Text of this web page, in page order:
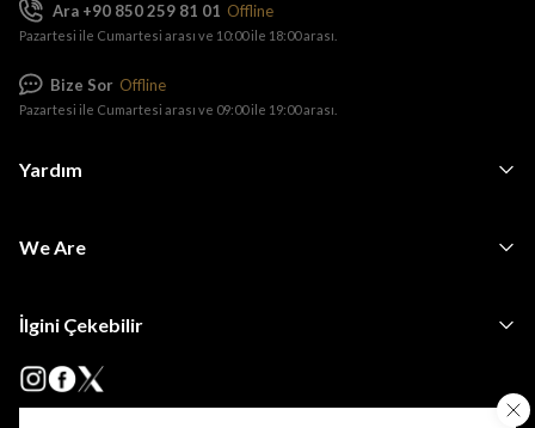
Yardım
We Are
İlgini Çekebilir
Ara +90 850 259 81 01 Offline
Pazartesi ile Cumartesi arası ve 10:00 ile 18:00 arası.
Bize Sor Offline
Pazartesi ile Cumartesi arası ve 09:00 ile 19:00 arası.